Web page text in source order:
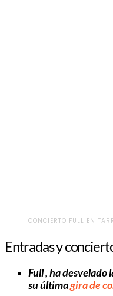
CONCIERTO FULL EN
Entradas y
Full , ha desvelado
su últimagira de